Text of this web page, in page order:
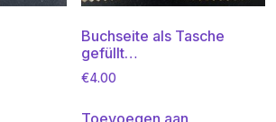
Buchseite als Tasche
gefüllt…
€4.00